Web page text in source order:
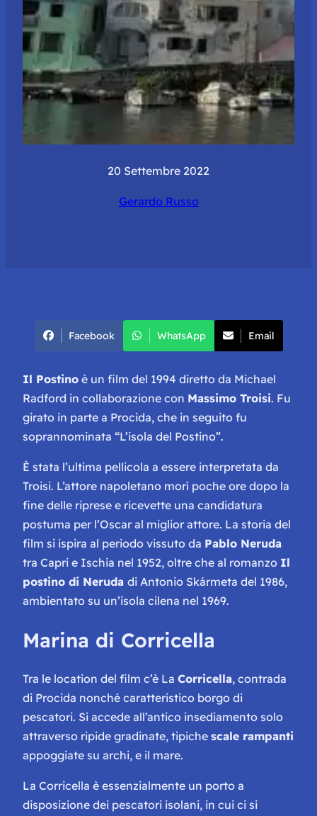
20 Settembre 2022
Gerardo Russo
Facebook WhatsApp Email
Il Postino è un film del 1994 diretto da Michael
Radford in collaborazione con Massimo Troisi. Fu
girato in parte a Procida, che in seguito fu
soprannominata “L’isola del Postino”.
È stata l’ultima pellicola a essere interpretata da
Troisi. L’attore napoletano morì poche ore dopo la
fine delle riprese e ricevette una candidatura
postuma per l’Oscar al miglior attore. La storia del
film si ispira al periodo vissuto da Pablo Neruda
tra Capri e Ischia nel 1952, oltre che al romanzo Il
postino di Neruda di Antonio Skármeta del 1986,
ambientato su un’isola cilena nel 1969.
Marina di Corricella
Tra le location del film c’è La Corricella, contrada
di Procida nonché caratteristico borgo di
pescatori. Si accede all’antico insediamento solo
attraverso ripide gradinate, tipiche scale rampanti
appoggiate su archi, e il mare.
La Corricella è essenzialmente un porto a
disposizione dei pescatori isolani, in cui ci si